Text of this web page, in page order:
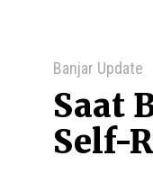
Banjar Update
Saat
Self-